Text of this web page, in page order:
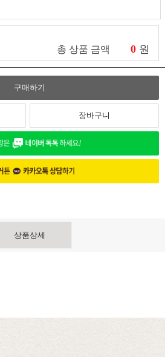
총 상품 금액 0 원
구매하기
장바구니
상품상세